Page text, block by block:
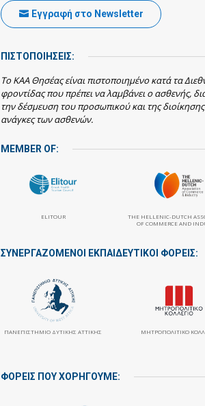
Εγγραφή στο Newsletter
ΠΙΣΤΟΠΟΙΗΣΕΙΣ:
Το ΚΑΑ Θησέας είναι πιστοποιημένο κατά τα
φροντίδας που πρέπει να λαμβάνει ο ασθενής,
την δέσμευση του προσωπικού και της
ανάγκες των ασθενών.
MEMBER OF:
ELITOUR
THE HELLENIC-DUTCH
OF COMMERCE AND
ΣΥΝΕΡΓΑΖΌΜΕΝΟΙ ΕΚΠΑΙΔΕΥΤΙΚΟΊ ΦΟΡΕΊΣ:
ΠΑΝΕΠΙΣΤΉΜΙΟ ΔΥΤΙΚΉΣ ΑΤΤΙΚΉΣ ΜΗΤΡΟΠΟΛΙΤΙΚΌ
ΦΟΡΕΙΣ ΠΟΥ ΧΟΡΗΓΟΥΜΕ: